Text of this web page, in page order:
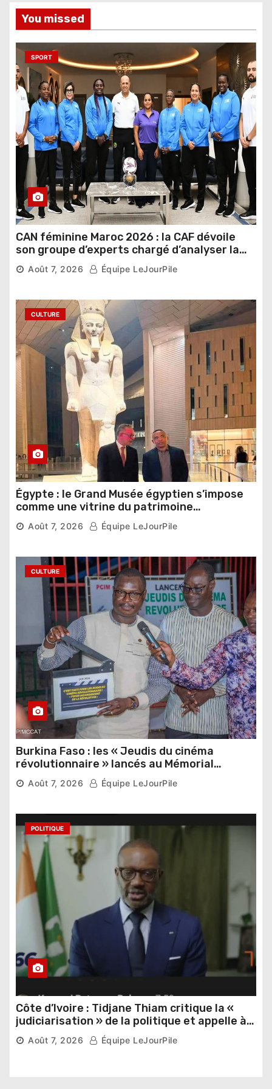
You missed
SPORT
CAN féminine Maroc 2026 : la CAF dévoile
son groupe d’experts chargé d’analyser la
compétition
Août 7, 2026 Équipe LeJourPile
CULTURE
Égypte : le Grand Musée égyptien s’impose
comme une vitrine du patrimoine
pharaonique auprès des dirigeants
étrangers
Août 7, 2026 Équipe LeJourPile
CULTURE
Burkina Faso : les « Jeudis du cinéma
révolutionnaire » lancés au Mémorial
Thomas Sankara
Août 7, 2026 Équipe LeJourPile
POLITIQUE
Côte d’Ivoire : Tidjane Thiam critique la «
judiciarisation » de la politique et appelle à
poursuivre l’apaisement
Août 7, 2026 Équipe LeJourPile